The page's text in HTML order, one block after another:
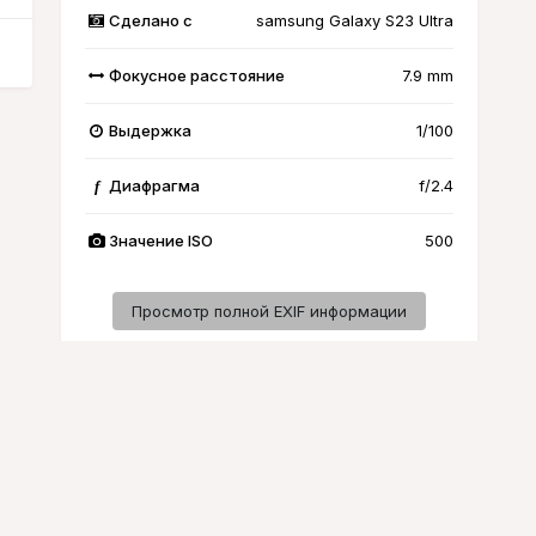
Сделано с samsung Galaxy S23 Ultra
Фокусное расстояние 7.9 mm
Выдержка 1/100
f Диафрагма f/2.4
Значение ISO 500
Просмотр полной EXIF информации